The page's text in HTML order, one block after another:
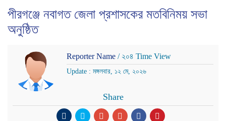
পীরগঞ্জে নবাগত জেলা প্রশাসকের মতবিনিময় সভা
অনুষ্ঠিত
Reporter Name / ২০৪ Time View
Update : মঙ্গলবার, ১২ মে, ২০২৬
Share